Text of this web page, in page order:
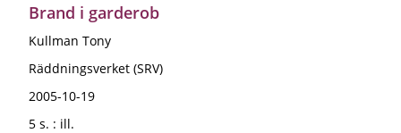
Brand i garderob
Kullman Tony
Räddningsverket (SRV)
2005-10-19
5 s. : ill.